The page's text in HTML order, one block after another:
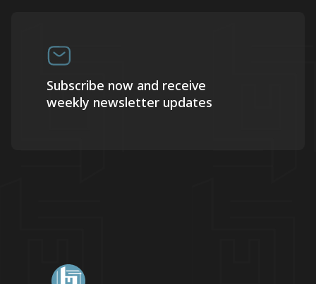
Subscribe now and receive
weekly newsletter updates